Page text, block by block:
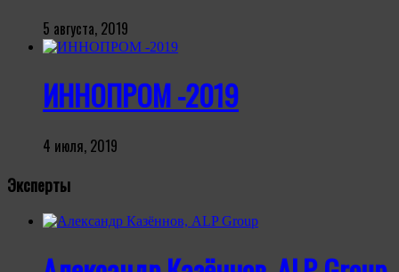
5 августа, 2019
ИННОПРОМ -2019
4 июля, 2019
Эксперты